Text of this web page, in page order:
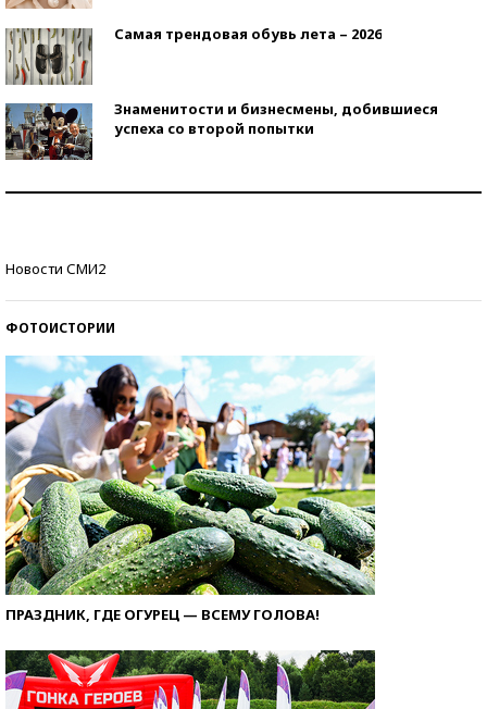
Самая трендовая обувь лета – 2026
Знаменитости и бизнесмены, добившиеся
успеха со второй попытки
Новости СМИ2
ФОТОИСТОРИИ
ПРАЗДНИК, ГДЕ ОГУРЕЦ — ВСЕМУ ГОЛОВА!